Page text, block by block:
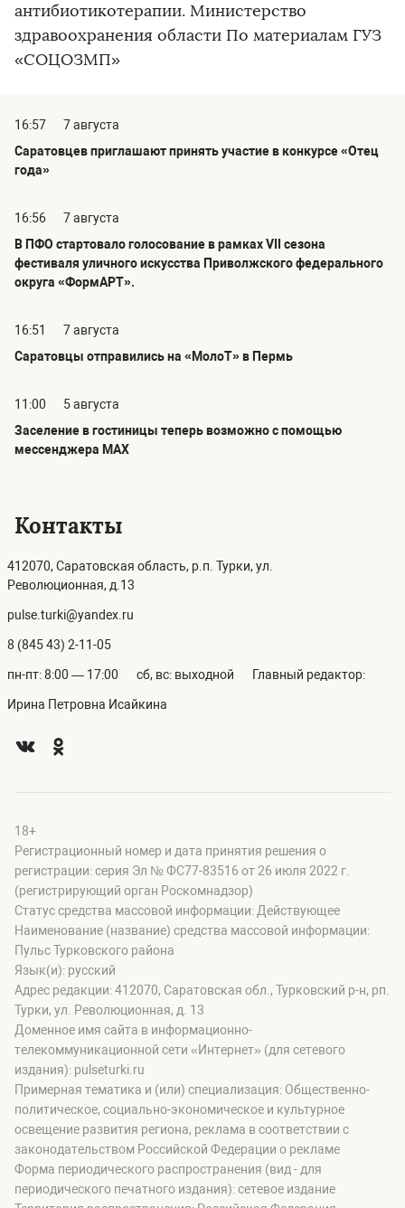
антибиотикотерапии. Министерство
здравоохранения области По материалам ГУЗ
«СОЦОЗМП»
16:57
7 августа
Саратовцев приглашают принять участие в конкурсе «Отец
года»
16:56
7 августа
В ПФО стартовало голосование в рамках VII сезона
фестиваля уличного искусства Приволжского федерального
округа «ФормАРТ».
16:51
7 августа
Саратовцы отправились на «МолоТ» в Пермь
11:00
5 августа
Заселение в гостиницы теперь возможно с помощью
мессенджера MAX
Контакты
412070, Саратовская область, р.п. Турки, ул.
Революционная, д.13
pulse.turki@yandex.ru
8 (845 43) 2-11-05
пн-пт: 8:00 — 17:00 сб, вс: выходной Главный редактор:
Ирина Петровна Исайкина
18+
Регистрационный номер и дата принятия решения о
регистрации: серия Эл № ФС77-83516 от 26 июля 2022 г.
(регистрирующий орган Роскомнадзор)
Статус средства массовой информации: Действующее
Наименование (название) средства массовой информации:
Пульс Турковского района
Язык(и): русский
Адрес редакции: 412070, Саратовская обл., Турковский р-н, рп.
Турки, ул. Революционная, д. 13
Доменное имя сайта в информационно-
телекоммуникационной сети «Интернет» (для сетевого
издания): pulseturki.ru
Примерная тематика и (или) специализация: Общественно-
политическое, социально-экономическое и культурное
освещение развития региона, реклама в соответствии с
законодательством Российской Федерации о рекламе
Форма периодического распространения (вид - для
периодического печатного издания): сетевое издание